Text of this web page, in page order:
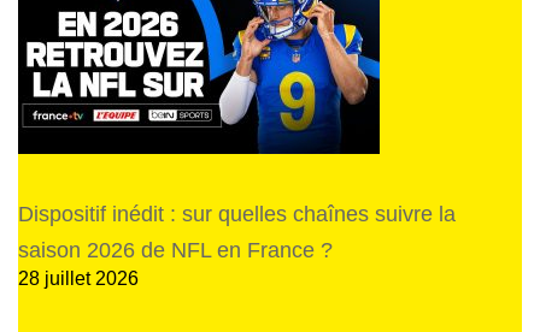
Dispositif inédit : sur quelles chaînes suivre la
saison 2026 de NFL en France ?
28 juillet 2026